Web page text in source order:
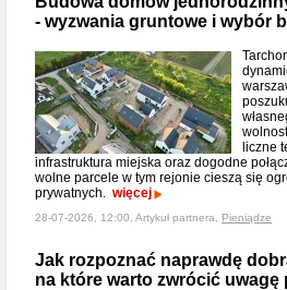
- wyzwania gruntowe i wybór
liczne
infrastruktura miejska oraz dogodne
wolne parcele w tym rejonie cieszą się
prywatnych. więcej
28-07-2026, 12:00, Artykuł partnera, Pieniądze
Jak rozpoznać naprawdę
na które warto zwrócić uwagę